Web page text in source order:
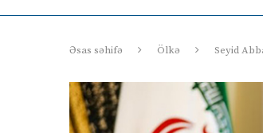
Əsas səhifə Ölkə Seyid